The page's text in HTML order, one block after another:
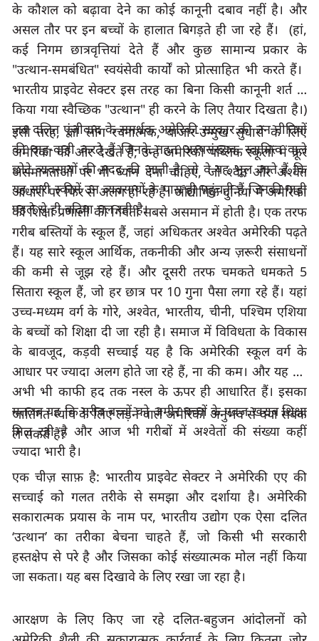
के कौशल को बढ़ावा देने का कोई कानूनी दबाव नहीं है। और
असल तौर पर इन बच्चों के हालात बिगड़ते ही जा रहे हैं। (हां
कई निगम छात्रवृत्तियां देते हैं और कुछ सामान्य प्रकार के
"उत्थान-समबंधित" स्वयंसेवी कार्यों को प्रोत्साहित भी करते हैं। ​​
भारतीय प्राइवेट सेक्टर इस तरह का बिना किसी कानूनी शर्त के
किया गया स्वैच्छिक "उत्थान" ही करने के लिए तैयार दिखता है।)
जब दलित पूंजीवाद के समर्थक अमेरिकी सरकार की उन नीतियों
की वाह-वाही करते हैं जिनके तहत अल्पसंख्यक स्वामित्व वाले
छोटे व्यवसायों की मदद की जाती है, तो वे यह भूल जाते हैं कि
यह सारी स्कीमें उन व्यवसायों के पास ही पहुंचती हैं जिनकी गाड़ी
पहले से ही बढ़िया चल रही है।
इसी तरह, जो लोग रचनात्मक, बाजार-उन्मुख सुधारों के लिए
अमेरिका की ओर देखते हैं, उन्हें अमेरिकी पब्लिक स्कूलों में क्रूर
असमानताओं पर भी ध्यान देना चाहिए, जो श्वेत और अश्वेत
आधारों पर फिर से अलग हो रहे हैं। औद्योगिक दुनिया में अमेरिका
की शिक्षा प्रणाली की गिनती सबसे असमान में होती है। एक तरफ
गरीब बस्तियों के स्कूल हैं, जहां अधिकतर अश्वेत अमेरिकी पढ़ते
हैं। यह सारे स्कूल आर्थिक, तकनीकी और अन्य ज़रूरी संसाधनों
की कमी से जूझ रहे हैं। और दूसरी तरफ चमकते धमकते
सितारा स्कूल हैं, जो हर छात्र पर 10 गुना पैसा लगा रहे हैं। यहां
उच्च-मध्यम वर्ग के गोरे, अश्वेत, भारतीय, चीनी, पश्चिम एशिया
के बच्चों को शिक्षा दी जा रही है। समाज में विविधता के विकास
के बावजूद, कड़वी सच्चाई यह है कि अमेरिकी स्कूल वर्ग के
आधार पर ज्यादा अलग होते जा रहे हैं, ना की कम। और यह वर्ग
अभी भी काफी हद तक नस्ल के ऊपर ही आधारित हैं। इसका
मतलब यह कि गरीब बच्चों को अमीर बच्चों के एवज खराब शिक्षा
मिल रही है और आज भी गरीबों में अश्वेतों की संख्या कहीं
ज्यादा भारी है।
जातिगत न्याय के लिए लड़ने वाले अमेरिकी अनुभव से क्या सबक
ले सकते हैं?
एक चीज़ साफ़ है: भारतीय प्राइवेट सेक्टर ने अमेरिकी एए की
सच्चाई को गलत तरीके से समझा और दर्शाया है। अमेरिकी
सकारात्मक प्रयास के नाम पर, भारतीय उद्योग एक ऐसा दलित
‘उत्थान’ का तरीका बेचना चाहते हैं, जो किसी भी सरकारी
हस्तक्षेप से परे है और जिसका कोई संख्यात्मक मोल नहीं किया
जा सकता। यह बस दिखावे के लिए रखा जा रहा है।
आरक्षण के लिए किए जा रहे दलित-बहुजन आंदोलनों को